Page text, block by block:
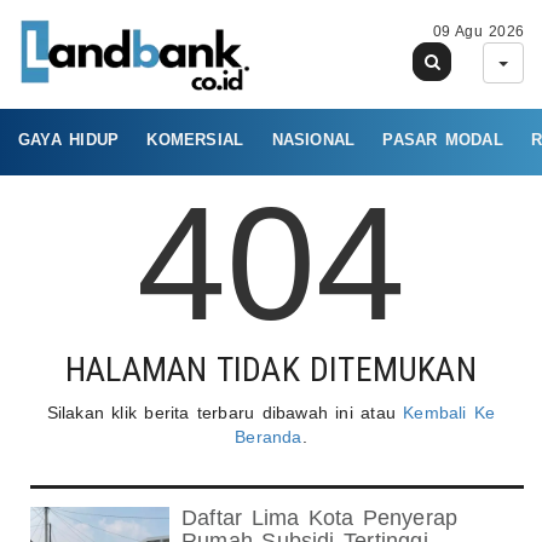
09 Agu 2026
GAYA HIDUP KOMERSIAL NASIONAL PASAR MODAL
404
HALAMAN TIDAK DITEMUKAN
Silakan klik berita terbaru dibawah ini atau Kembali Ke
Beranda
Daftar Lima Kota Penyerap